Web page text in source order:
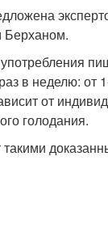
Берханом.
в неделю: от
от
голодания.
такими